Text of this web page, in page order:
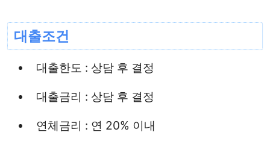
대출조건
대출한도 : 상담 후 결정
대출금리 : 상담 후 결정
연체금리 : 연 20% 이내